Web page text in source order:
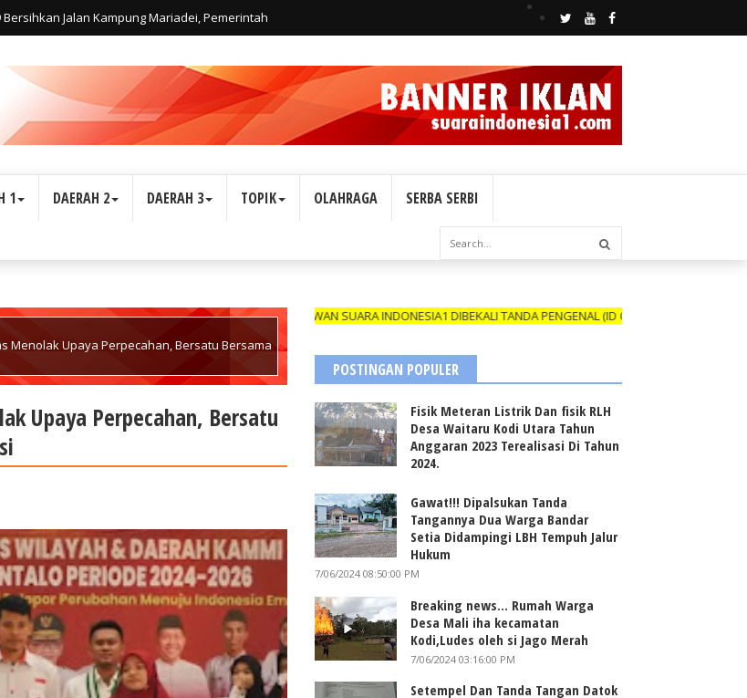
Jalan Kampung Mariadei, Pemerintah
1 DAERAH 2 DAERAH 3 TOPIK OLAHRAGA SERBA SERBI
Menolak Upaya Perpecahan, Bersatu Bersama
Upaya Perpecahan, Bersatu
WARTAWAN SUARA INDONESIA1 DIBEKALI TANDA PENGENAL (ID CARD) YANG MASIH BERLAKU DAN
POSTINGAN POPULER
Fisik Meteran Listrik Dan fisik RLH
Desa Waitaru Kodi Utara Tahun
Anggaran 2023 Terealisasi Di Tahun
2024.
Gawat!!! Dipalsukan Tanda
Tangannya Dua Warga Bandar
Setia Didampingi LBH Tempuh Jalur
Hukum
7/06/2024 08:50:00 PM
Breaking news... Rumah Warga
Desa Mali iha kecamatan
Kodi,Ludes oleh si Jago Merah
7/06/2024 03:16:00 PM
Setempel Dan Tanda Tangan Datok